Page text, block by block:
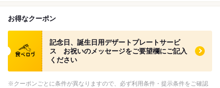
お得なクーポン
食べログ クーポン
記念日、誕生日用デザートプレートサービ
ス お祝いのメッセージをご要望欄にご記入
ください
※クーポンごとに条件が異なりますので、必ず利用条件・提示条件をご確認